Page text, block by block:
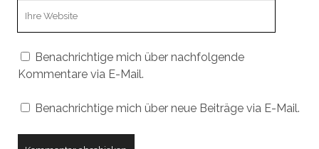
Benachrichtige mich über nachfolgende
Kommentare via E-Mail.
Benachrichtige mich über neue Beiträge via E-Mail.